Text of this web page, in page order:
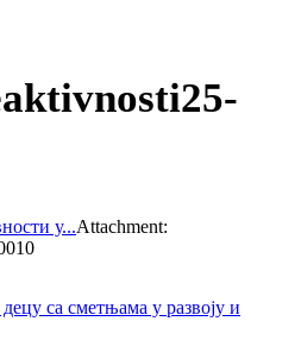
у...Attachment:
са сметњама у развоју и